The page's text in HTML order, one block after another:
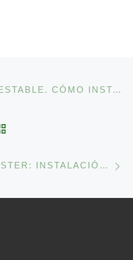
la DEBIAN 9 STRETCH ESTABLE. CÓMO INSTALAR COLORD-KDE 0.5.0 EN KDE PLASMA 5, Y CÓMO CONFIGURA LA GESTIÓN DE COLOR.
DEBIAN STRETCH Y BUSTER: INSTALACIÓN DE VIRTUALBOX DESDE EL REPOSITORIO DE VIRTUALBOX PARA DEBIAN.